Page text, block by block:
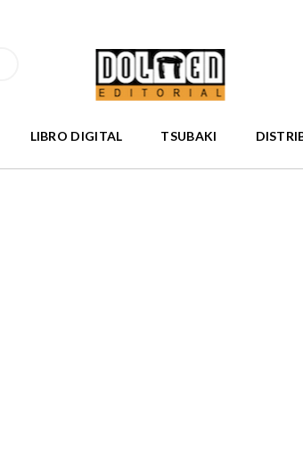
LIBRO DIGITAL TSUBAKI